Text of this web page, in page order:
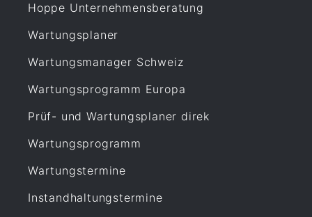
Hoppe Unternehmensberatung
Wartungsplaner
Wartungsmanager Schweiz
Wartungsprogramm Europa
Prüf- und Wartungsplaner direk
Wartungsprogramm
Wartungstermine
Instandhaltungstermine